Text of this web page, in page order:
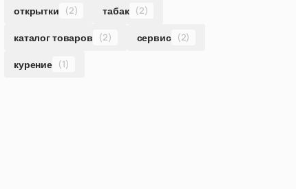
открытки (2) табак (2)
каталог товаров (2) сервис (2)
курение (1)